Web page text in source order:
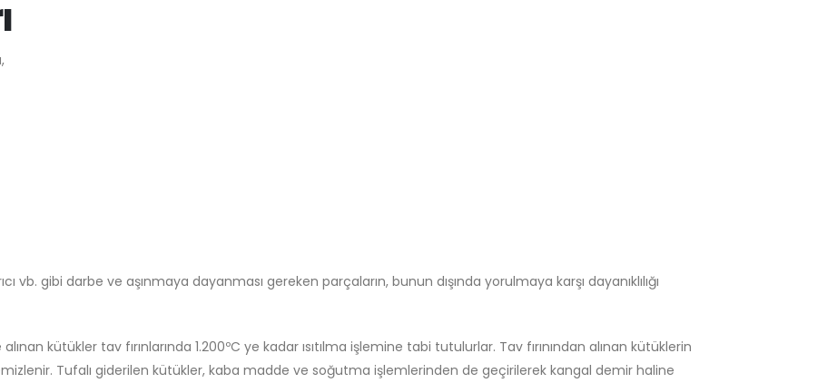
vb. gibi darbe ve aşınmaya dayanması gereken parçaların, bunun dışında yorulmaya karşı dayanıklılığı
kütükler tav fırınlarında 1.200ºC ye kadar ısıtılma işlemine tabi tutulurlar. Tav fırınından alınan kütüklerin
Tufalı giderilen kütükler, kaba madde ve soğutma işlemlerinden de geçirilerek kangal demir haline